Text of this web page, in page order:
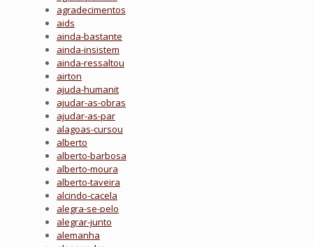
agradecimentos
aids
ainda-bastante
ainda-insistem
ainda-ressaltou
airton
ajuda-humanit
ajudar-as-obras
ajudar-as-par
alagoas-cursou
alberto
alberto-barbosa
alberto-moura
alberto-taveira
alcindo-cacela
alegra-se-pelo
alegrar-junto
alemanha